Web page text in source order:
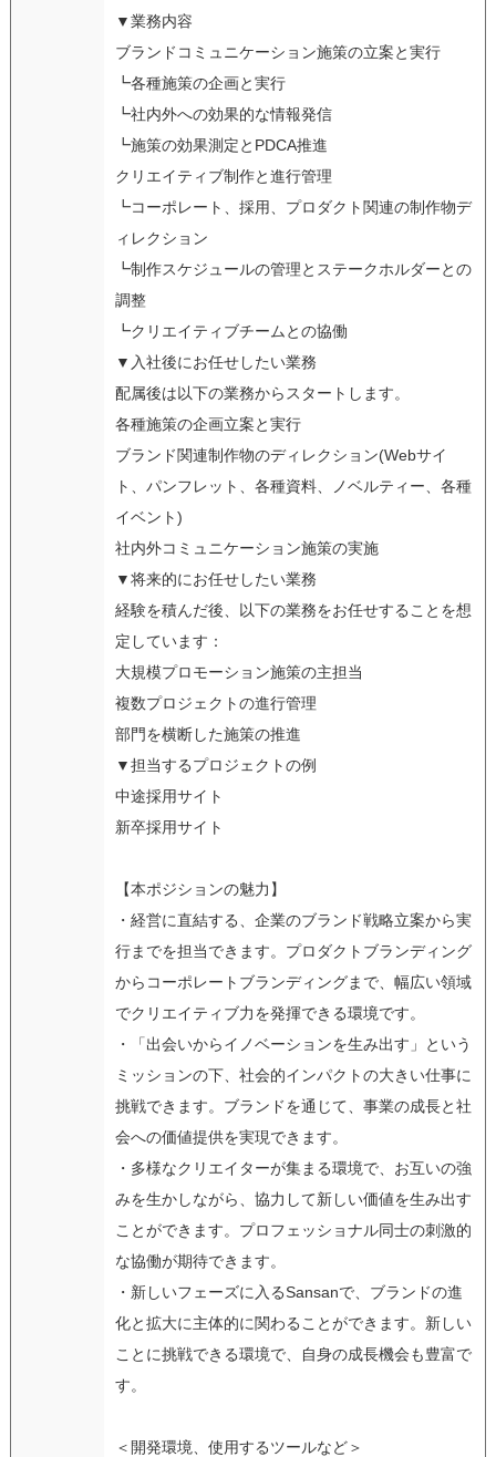
▼業務内容
ブランドコミュニケーション施策の立案と実行
┗各種施策の企画と実行
┗社内外への効果的な情報発信
┗施策の効果測定とPDCA推進
クリエイティブ制作と進行管理
┗コーポレート、採用、プロダクト関連の制作物デ
ィレクション
┗制作スケジュールの管理とステークホルダーとの
調整
┗クリエイティブチームとの協働
▼入社後にお任せしたい業務
配属後は以下の業務からスタートします。
各種施策の企画立案と実行
ブランド関連制作物のディレクション(Webサイ
ト、パンフレット、各種資料、ノベルティー、各種
イベント)
社内外コミュニケーション施策の実施
▼将来的にお任せしたい業務
経験を積んだ後、以下の業務をお任せすることを想
定しています：
大規模プロモーション施策の主担当
複数プロジェクトの進行管理
部門を横断した施策の推進
▼担当するプロジェクトの例
中途採用サイト
新卒採用サイト
【本ポジションの魅力】
・経営に直結する、企業のブランド戦略立案から実
行までを担当できます。プロダクトブランディング
からコーポレートブランディングまで、幅広い領域
でクリエイティブ力を発揮できる環境です。
・「出会いからイノベーションを生み出す」という
ミッションの下、社会的インパクトの大きい仕事に
挑戦できます。ブランドを通じて、事業の成長と社
会への価値提供を実現できます。
・多様なクリエイターが集まる環境で、お互いの強
みを生かしながら、協力して新しい価値を生み出す
ことができます。プロフェッショナル同士の刺激的
な協働が期待できます。
・新しいフェーズに入るSansanで、ブランドの進
化と拡大に主体的に関わることができます。新しい
ことに挑戦できる環境で、自身の成長機会も豊富で
す。
＜開発環境、使用するツールなど＞